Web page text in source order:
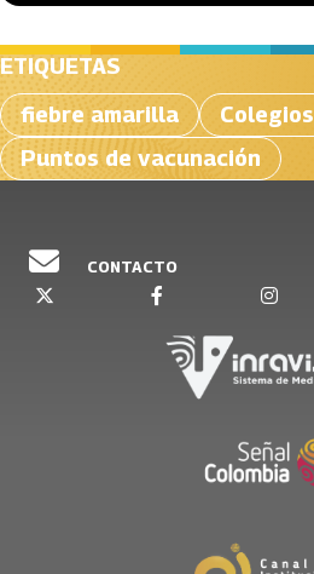
ETIQUETAS
fiebre amarilla
Colegios
Puntos de vacunación
CONTACTO